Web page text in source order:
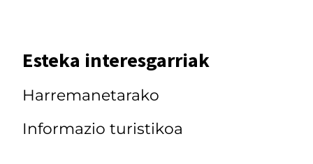
Esteka interesgarriak
Harremanetarako
Informazio turistikoa